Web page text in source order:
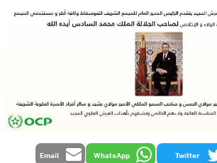
Twitter
WhatsApp
Email